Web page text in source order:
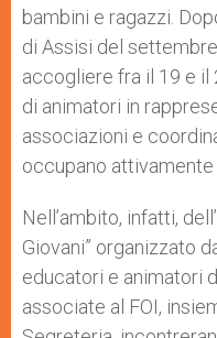
bambini e ragazzi.
di Assisi del
accogliere fra il 19 e il
di animatori in
associazioni e
occupano attivamente
Nell’ambito, infatti,
Giovani” organizzato
educatori e animatori
associate al FOI,